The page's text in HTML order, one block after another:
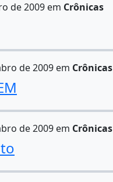
de 2009 em Crônicas
de 2009 em Crônicas
de 2009 em Crônicas